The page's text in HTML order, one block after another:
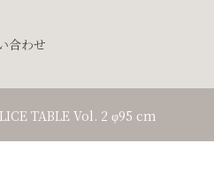
合わせ
TABLE Vol. 2 φ95 cm